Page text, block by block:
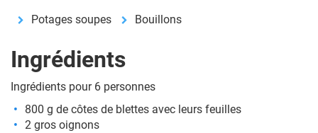
Potages soupes Bouillons
Ingrédients
Ingrédients pour 6 personnes
800 g de côtes de blettes avec leurs feuilles
2 gros oignons